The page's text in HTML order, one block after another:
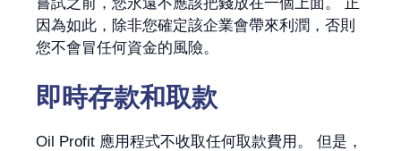
因為如此，除非您確定該企業會帶來利潤，否則
您不會冒任何資金的風險。
即時存款和取款
Oil Profit 應用程式不收取任何取款費用。 但是，